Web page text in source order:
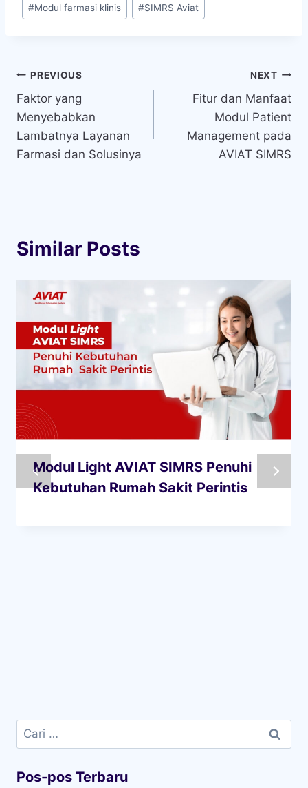
Tags:
#Modul farmasi klinis #SIMRS Aviat
Navigasi
pos
PREVIOUS
Faktor yang
Menyebabkan
Lambatnya Layanan
Farmasi dan Solusinya
NEXT
Fitur dan Manfaat
Modul Patient
Management pada
AVIAT SIMRS
Similar Posts
Modul Light AVIAT SIMRS Penuhi
Kebutuhan Rumah Sakit Perintis
Cari
untuk:
Pos-pos Terbaru